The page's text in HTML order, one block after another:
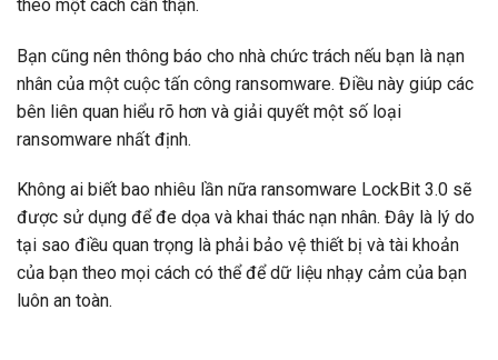
theo một cách cẩn thận.
Bạn cũng nên thông báo cho nhà chức trách nếu bạn là nạn
nhân của một cuộc tấn công ransomware. Điều này giúp các
bên liên quan hiểu rõ hơn và giải quyết một số loại
ransomware nhất định.
Không ai biết bao nhiêu lần nữa ransomware LockBit 3.0 sẽ
được sử dụng để đe dọa và khai thác nạn nhân. Đây là lý do
tại sao điều quan trọng là phải bảo vệ thiết bị và tài khoản
của bạn theo mọi cách có thể để dữ liệu nhạy cảm của bạn
luôn an toàn.